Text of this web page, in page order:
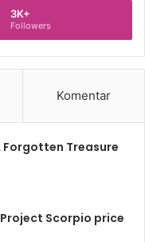
3K+
Followers
Komentar
Forgotten Treasure
Scorpio price